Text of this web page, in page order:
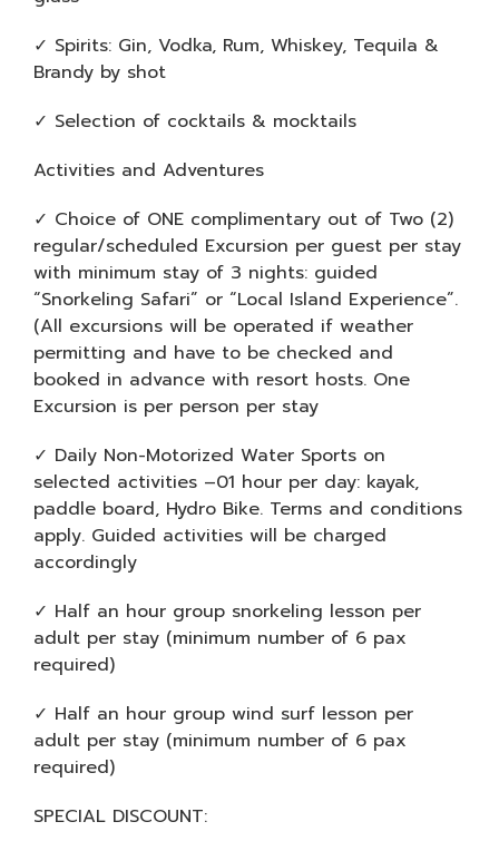
✓ Spirits: Gin, Vodka, Rum, Whiskey, Tequila &
Brandy by shot
✓ Selection of cocktails & mocktails
Activities and Adventures
✓ Choice of ONE complimentary out of Two (2)
regular/scheduled Excursion per guest per stay
with minimum stay of 3 nights: guided
“Snorkeling Safari” or “Local Island Experience”.
(All excursions will be operated if weather
permitting and have to be checked and
booked in advance with resort hosts. One
Excursion is per person per stay
✓ Daily Non-Motorized Water Sports on
selected activities –01 hour per day: kayak,
paddle board, Hydro Bike. Terms and conditions
apply. Guided activities will be charged
accordingly
✓ Half an hour group snorkeling lesson per
adult per stay (minimum number of 6 pax
required)
✓ Half an hour group wind surf lesson per
adult per stay (minimum number of 6 pax
required)
SPECIAL DISCOUNT: